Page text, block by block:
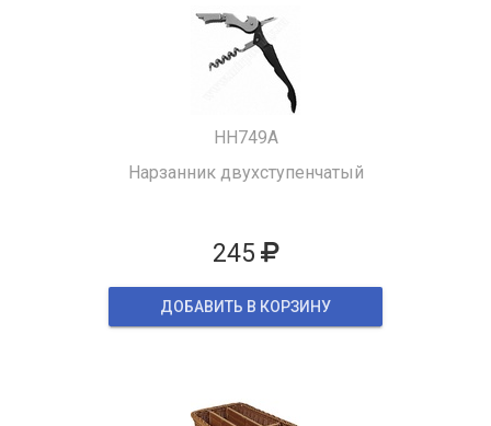
HH749A
Нарзанник двухступенчатый
245
ДОБАВИТЬ В КОРЗИНУ